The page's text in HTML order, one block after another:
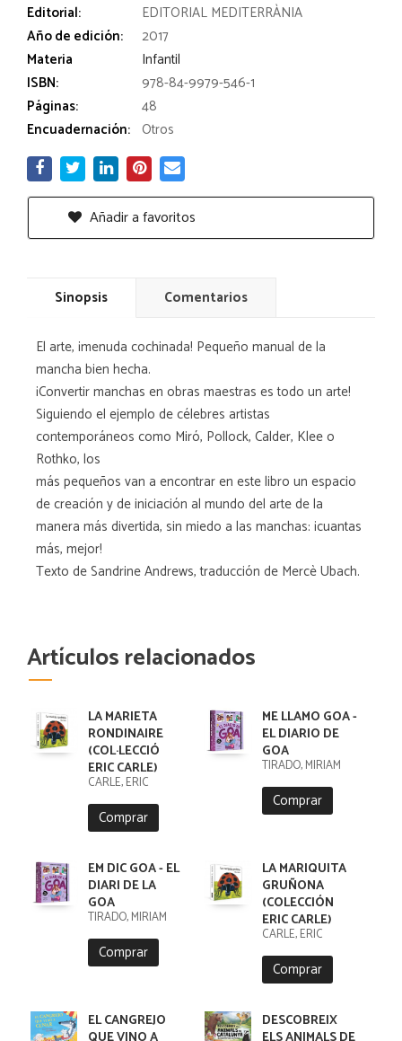
Editorial:
EDITORIAL MEDITERRÀNIA
Año de edición:
2017
Materia
Infantil
ISBN:
978-84-9979-546-1
Páginas:
48
Encuadernación: Otros
Añadir a favoritos
Sinopsis Comentarios
El arte, ¡menuda cochinada! Pequeño manual de la
mancha bien hecha.
¡Convertir manchas en obras maestras es todo un arte!
Siguiendo el ejemplo de célebres artistas
contemporáneos como Miró, Pollock, Calder, Klee o
Rothko, los
más pequeños van a encontrar en este libro un espacio
de creación y de iniciación al mundo del arte de la
manera más divertida, sin miedo a las manchas: ¡cuantas
más, mejor!
Texto de Sandrine Andrews, traducción de Mercè Ubach.
Artículos relacionados
LA MARIETA
RONDINAIRE
(COL·LECCIÓ
ERIC CARLE)
CARLE, ERIC
Comprar
ME LLAMO GOA -
EL DIARIO DE
GOA
TIRADO, MIRIAM
Comprar
EM DIC GOA - EL
DIARI DE LA
GOA
TIRADO, MIRIAM
Comprar
LA MARIQUITA
GRUÑONA
(COLECCIÓN
ERIC CARLE)
CARLE, ERIC
Comprar
EL CANGREJO
DESCOBREIX